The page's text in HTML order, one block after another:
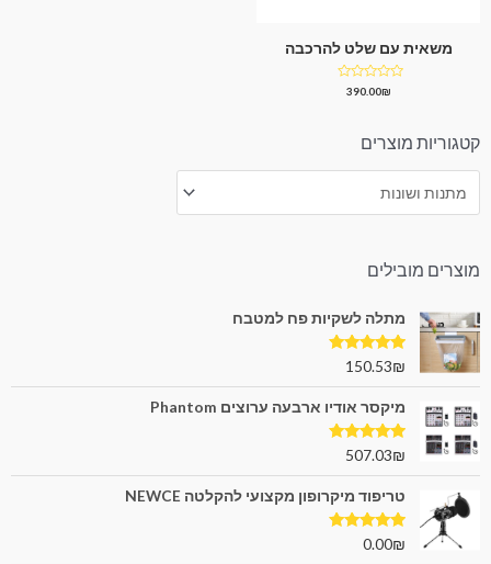
משאית עם שלט להרכבה
דורג390.00₪
קטגוריות מוצרים
מוצרים מובילים
מתלה לשקיות פח למטבח
דורג 5.00
150.53₪
מיקסר אודיו ארבעה ערוצים Phantom
דורג5.00
507.03₪
טריפוד מיקרופון מקצועי להקלטה NEWCE
דורג5.00
0.00₪